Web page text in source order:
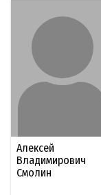
Алексей
Владимирович
Смолин